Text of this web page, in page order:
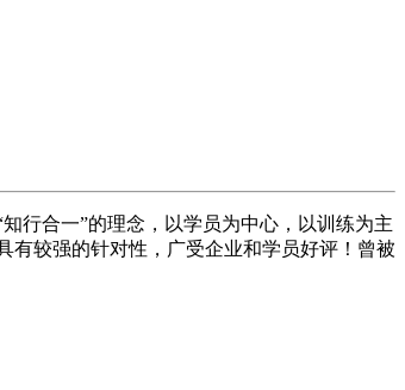
行合一”的理念，以学员为中心，以训练为主
有较强的针对性，广受企业和学员好评！曾被